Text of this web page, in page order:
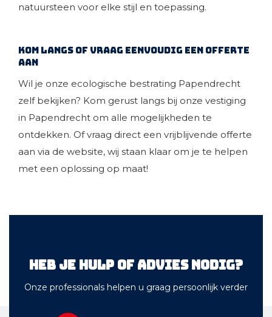
natuursteen voor elke stijl en toepassing.
Kom langs of vraag eenvoudig een offerte
aan
Wil je onze ecologische bestrating Papendrecht
zelf bekijken? Kom gerust langs bij onze vestiging
in Papendrecht om alle mogelijkheden te
ontdekken. Of vraag direct een vrijblijvende offerte
aan via de website, wij staan klaar om je te helpen
met een oplossing op maat!
Heb je hulp of advies nodig?
Onze professionals helpen u graag persoonlijk verder